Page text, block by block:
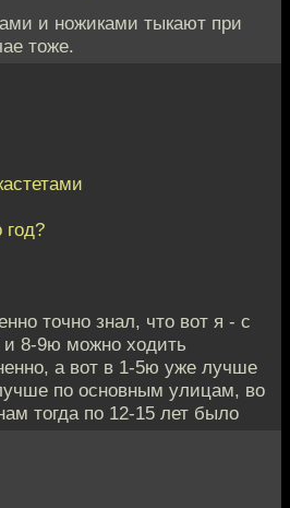
и ножиками тыкают при
тоже.
год?
точно знал, что вот я - с
8-9ю можно ходить
а вот в 1-5ю уже лучше
по основным улицам, во
тогда по 12-15 лет было